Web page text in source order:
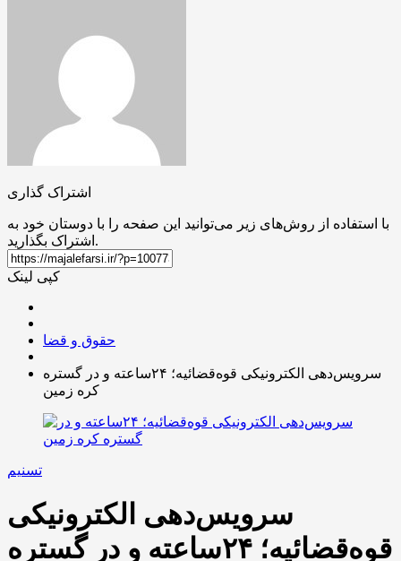
اشتراک گذاری
با استفاده از روش‌های زیر می‌توانید این صفحه را با دوستان خود به
اشتراک بگذارید.
کپی لینک
حقوق و قضا
سرویس‌دهی الکترونیکی قوه‌قضائیه؛ ۲۴ساعته و در گستره
کره زمین
تسنیم
سرویس‌دهی الکترونیکی
قوه‌قضائیه؛ ۲۴ساعته و در گستره